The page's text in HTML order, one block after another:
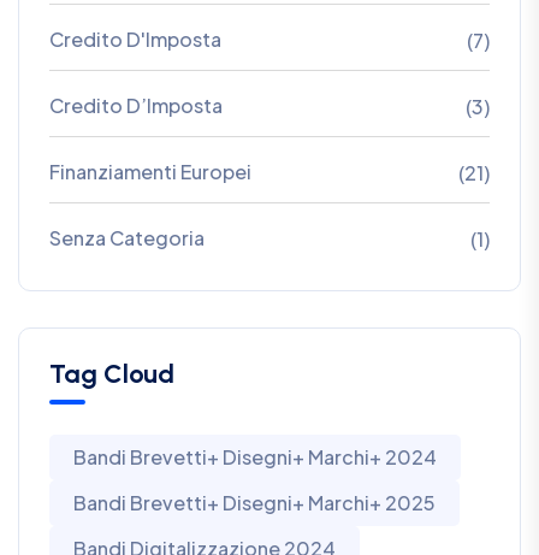
Credito D'Imposta (7)
Credito D’Imposta (3)
Finanziamenti Europei (21)
Senza Categoria (1)
Tag Cloud
Bandi Brevetti+ Disegni+ Marchi+ 2024
Bandi Brevetti+ Disegni+ Marchi+ 2025
Bandi Digitalizzazione 2024